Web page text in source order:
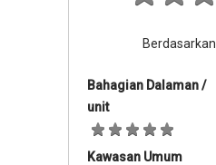
Berdasarkan
Bahagian Dalaman /
unit
Kawasan Umum